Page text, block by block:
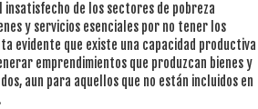
insatisfecho de los sectores de pobreza
y servicios esenciales por no tener los
evidente que existe una capacidad productiva
emprendimientos que produzcan bienes y
aun para aquellos que no están incluidos en